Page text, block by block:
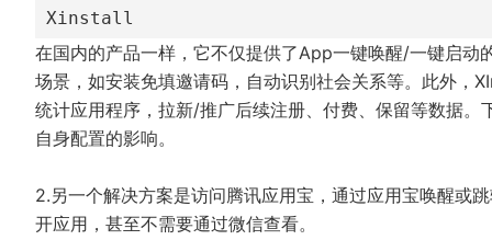
Xinstall
在国内的产品一样，它不仅提供了App一键唤醒/一键启
场景，如安装免填邀请码，自动识别社会关系等。此外，
统计应用程序，拉新/推广后续注册、付费、保留等数据
自身配置的影响。
2.另一个解决方案是访问腾讯应用宝，通过应用宝唤醒或
开应用，甚至不需要通过微信查看。